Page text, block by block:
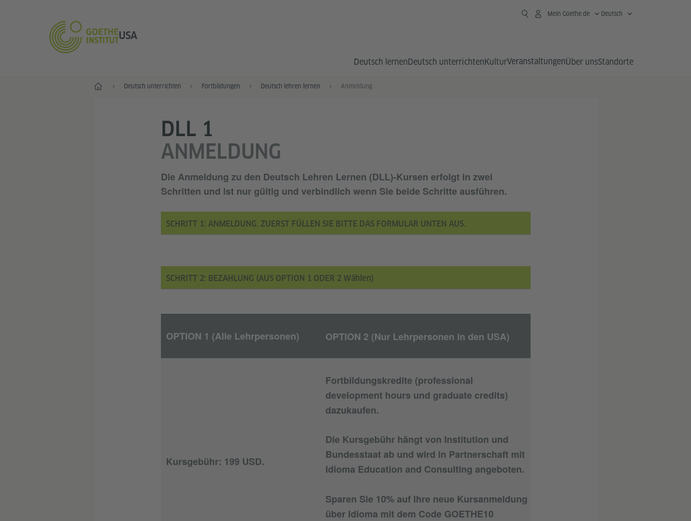
USA
Mein Goethe.de Deutsch
Deutsch lernenDeutsch unterrichtenKulturVeranstaltungenÜber unsStandorte
Start Deutsch unterrichten Fortbildungen Deutsch lehren lernen Anmeldung
DLL 1
ANMELDUNG
Die Anmeldung zu den Deutsch Lehren Lernen (DLL)-Kursen erfolgt in zwei
Schritten und ist nur gültig und verbindlich wenn Sie beide Schritte ausführen.
SCHRITT 1: ANMELDUNG. ZUERST FÜLLEN SIE BITTE DAS FORMULAR UNTEN AUS.
SCHRITT 2: BEZAHLUNG (AUS OPTION 1 ODER 2 Wählen)
OPTION 1 (Alle Lehrpersonen) OPTION 2 (Nur Lehrpersonen in den USA)
Kursgebühr: 199 USD.
Fortbildungskredite (professional
development hours und graduate credits)
dazukaufen.
Die Kursgebühr hängt von Institution und
Bundesstaat ab und wird in Partnerschaft mit
Idioma Education and Consulting angeboten.
Sparen Sie 10% auf Ihre neue Kursanmeldung
über Idioma mit dem Code GOETHE10